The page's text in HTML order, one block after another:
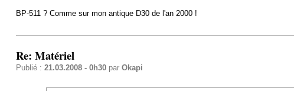
BP-511 ? Comme sur mon antique D30 de l'an 2000 !
Re: Matériel
Publié : 21.03.2008 - 0h30par Okapi